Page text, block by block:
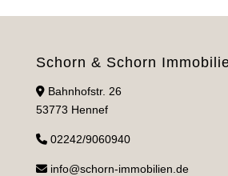
Schorn & Schorn
Bahnhofstr. 26
53773 Hennef
02242/9060940
info@schorn-immobilien.de